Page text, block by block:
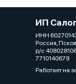
ИП
ИНН
Россия,
р/с
7710140679
Работает на